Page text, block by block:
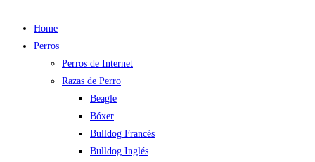
Home
Perros
Perros de Internet
Razas de Perro
Beagle
Bóxer
Bulldog Francés
Bulldog Inglés